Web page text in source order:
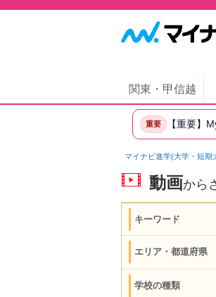
関東・甲信越
重要 【重要】
マイナビ進学(大学・短期
動画から
キーワード
エリア・都道府県
学校の種類